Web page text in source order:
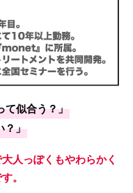
て似合う？」
？」
人っぽくもやわらかく
。